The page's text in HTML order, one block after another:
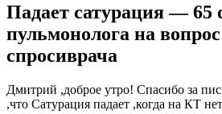
Падает сатурация — 65
пульмонолога на
спросиврача
Дмитрий ,доброе утро! Спасибо за
,что Сатурация падает ,когда на КТ